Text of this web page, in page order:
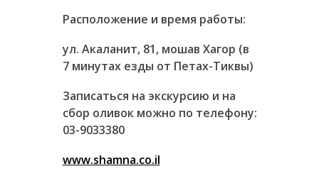
Расположение и время работы:
ул. Акаланит, 81, мошав Хагор (в
7 минутах езды от Петах-Тиквы)
Записаться на экскурсию и на
сбор оливок можно по телефону:
03-9033380
www.shamna.co.il